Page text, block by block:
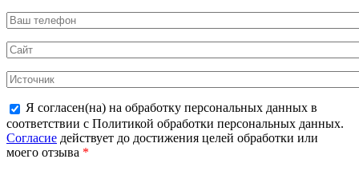
Я согласен(на) на обработку персональных данных в
соответствии с Политикой обработки персональных данных.
Согласие действует до достижения целей обработки или
моего отзыва *